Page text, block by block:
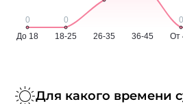
Для какого времени